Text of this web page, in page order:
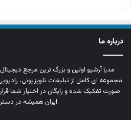
درباره ما
مدیا آرشیو اولین و بزرگ‌ ترین مرجع
مجموعه‌ ای کامل از تبلیغات تلویزیونی،
صورت تفکیک‌ شده و رایگان در اختیار شما
ایران همیشه در